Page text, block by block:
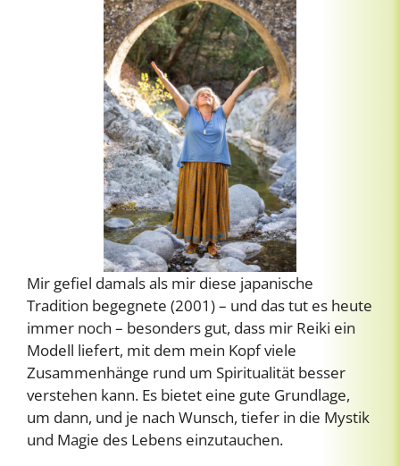
Mir gefiel damals als mir diese japanische
Tradition begegnete (2001) – und das tut es heute
immer noch – besonders gut, dass mir Reiki ein
Modell liefert, mit dem mein Kopf viele
Zusammenhänge rund um Spiritualität besser
verstehen kann. Es bietet eine gute Grundlage,
um dann, und je nach Wunsch, tiefer in die Mystik
und Magie des Lebens einzutauchen.